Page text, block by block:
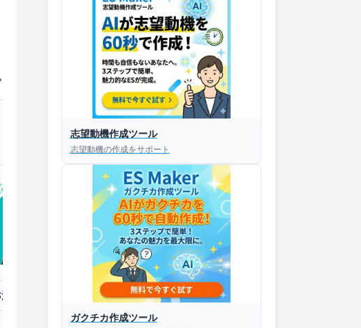
添削してほしい！
添削・面接対策アプリ【無料】
志望動機作成ツール
志望動機の作成をサポート
ガクチカ作成ツール